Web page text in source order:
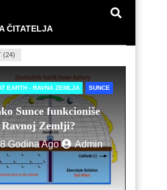
ČITATELJA
(24)
zvana lansiranje
EARTH - RAVNA ZEMLJA SUNCE
Sunce funkcioniše
Ravnoj Zemlji?
8 Godina Ago Admin